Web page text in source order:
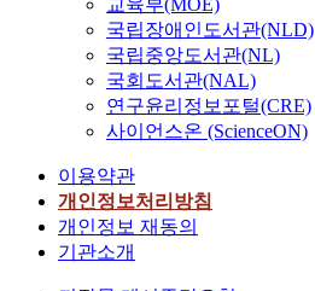
교육부(MOE)
국립장애인도서관(NLD)
국립중앙도서관(NL)
국회도서관(NAL)
연구윤리정보포털(CRE)
사이언스온 (ScienceON)
이용약관
개인정보처리방침
개인정보 재동의
기관소개